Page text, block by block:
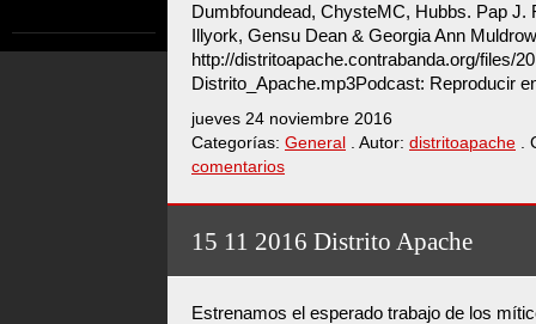
Dumbfoundead, ChysteMC, Hubbs. Pap J.
Illyork, Gensu Dean & Georgia Ann
http://distritoapache.contrabanda.org/files/
Distrito_Apache.mp3Podcast: Reproducir
jueves 24 noviembre 2016
Categorías: General . Autor: distritoapache .
comentarios
15 11 2016 Distrito Apache
Estrenamos el esperado trabajo de los